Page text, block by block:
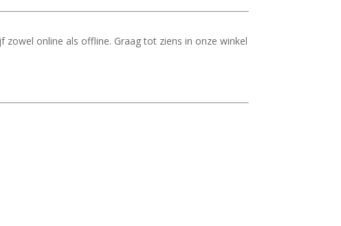
online als offline. Graag tot ziens in onze winkel